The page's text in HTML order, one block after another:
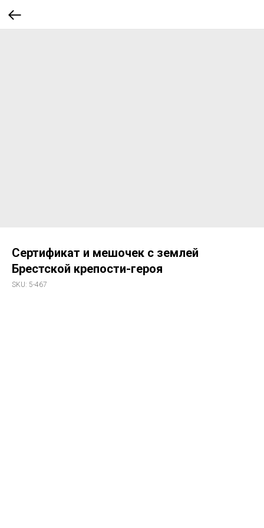
Сертификат и мешочек с землей
Брестской крепости-героя
SKU: 5-467